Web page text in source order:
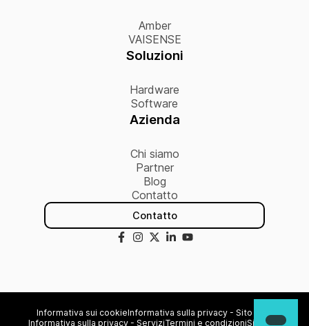
Amber
VAISENSE
Soluzioni
Hardware
Software
Azienda
Chi siamo
Partner
Blog
Contatto
Contatto
Informativa sui cookieInformativa sulla privacy - Sito web
Informativa sulla privacy - ServiziTermini e condizioniSitemap